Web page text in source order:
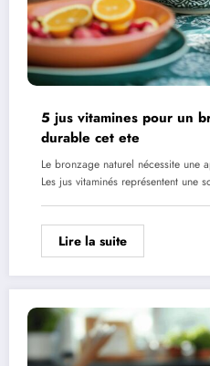
5 jus vitamines pour un
durable cet ete
Le bronzage naturel nécessite une
Les jus vitaminés représentent une
Lire la suite